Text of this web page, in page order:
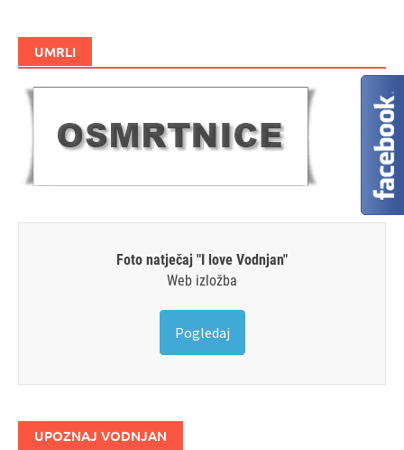
UMRLI
Foto natječaj "I love Vodnjan"
Web izložba
Pogledaj
UPOZNAJ VODNJAN